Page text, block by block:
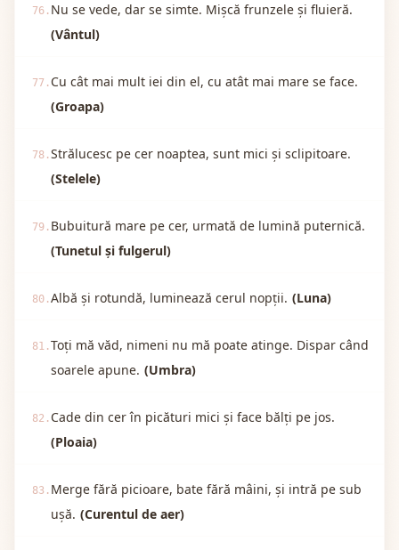
76. Nu se vede, dar se simte. Mișcă frunzele și fluieră.
(Vântul)
77. Cu cât mai mult iei din el, cu atât mai mare se face.
(Groapa)
78.Strălucesc pe cer noaptea, sunt mici și sclipitoare.
(Stelele)
79. Bubuitură mare pe cer, urmată de lumină puternică.
(Tunetul și fulgerul)
80.Albă și rotundă, luminează cerul nopții. (Luna)
81.Toți mă văd, nimeni nu mă poate atinge. Dispar când
soarele apune. (Umbra)
82. Cade din cer în picături mici și face bălți pe jos.
(Ploaia)
83. Merge fără picioare, bate fără mâini, și intră pe sub
ușă. (Curentul de aer)